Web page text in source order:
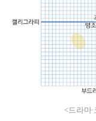
<드라마